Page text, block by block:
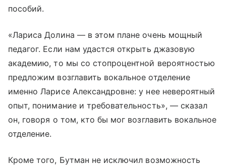
пособий.
«Лариса Долина — в этом плане очень мощный
педагог. Если нам удастся открыть джазовую
академию, то мы со стопроцентной вероятностью
предложим возглавить вокальное отделение
именно Ларисе Александровне: у нее невероятный
опыт, понимание и требовательность», — сказал
он, говоря о том, кто бы мог возглавить вокальное
отделение.
Кроме того, Бутман не исключил возможность